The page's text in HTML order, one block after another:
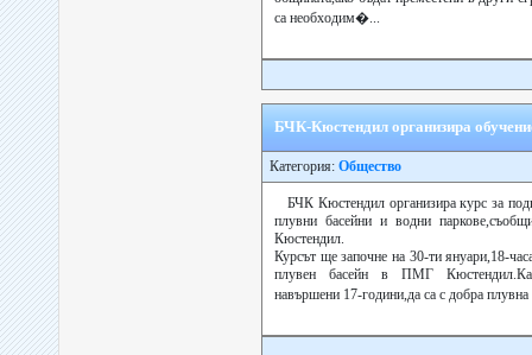
са необходим�...
БЧК-Кюстендил организира
Категория: Общество
БЧК Кюстендил организира курс за
плувни басейни и водни
Кюстендил.
Курсът ще започне на 30-ти януари,18-
плувен басейн в ПМГ
навършени 17-години,да са с добра